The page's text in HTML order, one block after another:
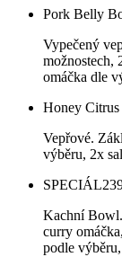
Pork Belly
Vypečený
možnostech,
omáčka dle
Honey
Vepřové.
výběru, 2x
SPECIÁL
Kachní Bowl.
curry
podle